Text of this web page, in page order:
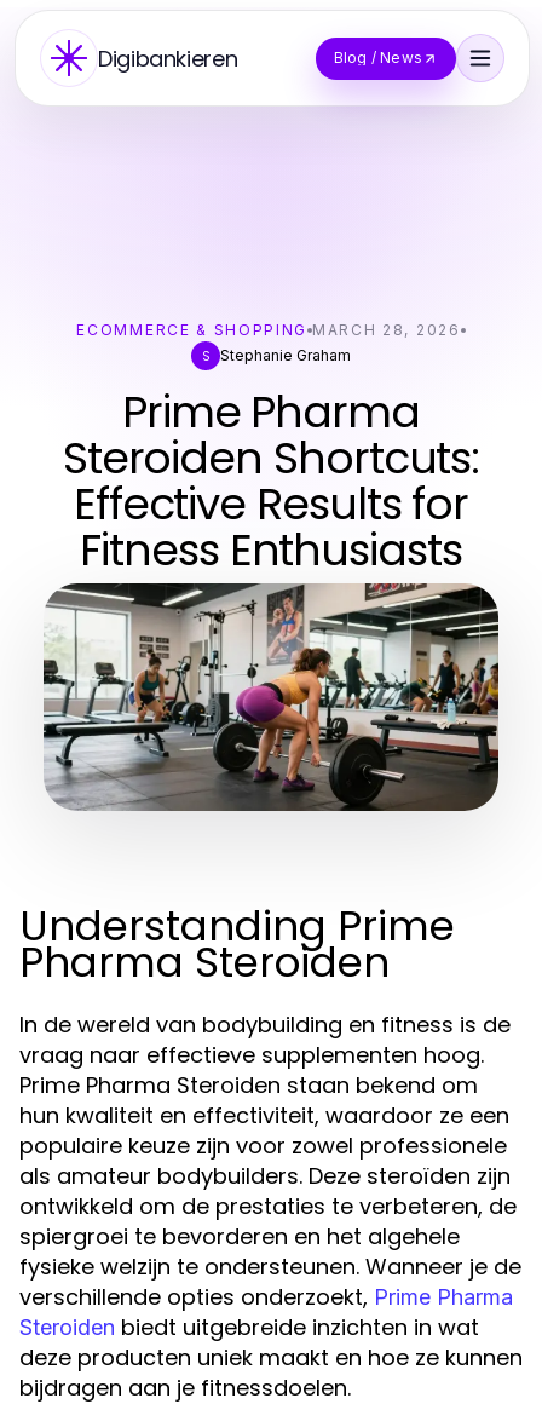
Digibankieren Blog / News
ECOMMERCE & SHOPPING MARCH 28, 2026
S Stephanie Graham
Prime Pharma
Steroiden Shortcuts:
Effective Results for
Fitness Enthusiasts
Understanding Prime
Pharma Steroiden
In de wereld van bodybuilding en fitness is de
vraag naar effectieve supplementen hoog.
Prime Pharma Steroiden staan bekend om
hun kwaliteit en effectiviteit, waardoor ze een
populaire keuze zijn voor zowel professionele
als amateur bodybuilders. Deze steroïden zijn
ontwikkeld om de prestaties te verbeteren, de
spiergroei te bevorderen en het algehele
fysieke welzijn te ondersteunen. Wanneer je de
verschillende opties onderzoekt, Prime Pharma
Steroiden biedt uitgebreide inzichten in wat
deze producten uniek maakt en hoe ze kunnen
bijdragen aan je fitnessdoelen.